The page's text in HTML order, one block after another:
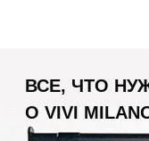
ВСЕ, ЧТО
О VIVI